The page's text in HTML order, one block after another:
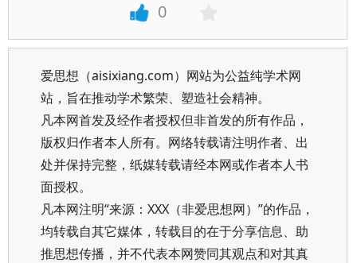
0
爱思想（aisixiang.com）网站为公益纯学术网
站，旨在推动学术繁荣、塑造社会精神。
凡本网首发及经作者授权但非首发的所有作品，
版权归作者本人所有。网络转载请注明作者、出
处并保持完整，纸媒转载请经本网或作者本人书
面授权。
凡本网注明“来源：XXX（非爱思想网）”的作品，
均转载自其它媒体，转载目的在于分享信息、助
推思想传播，并不代表本网赞同其观点和对其真